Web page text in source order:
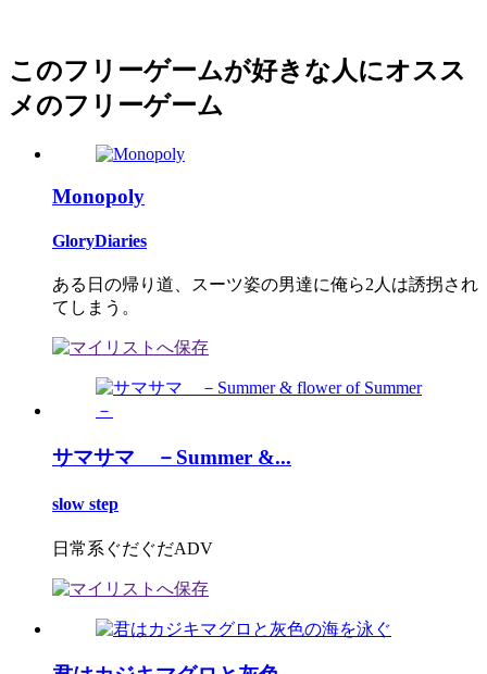
このフリーゲームが好きな人にオスス
メのフリーゲーム
Monopoly
GloryDiaries
ある日の帰り道、スーツ姿の男達に俺ら2人は誘拐され
てしまう。
サマサマ －Summer &...
slow step
日常系ぐだぐだADV